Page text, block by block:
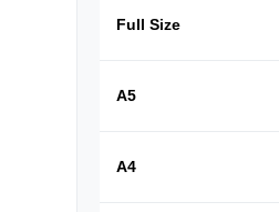
Full Size
A5
A4